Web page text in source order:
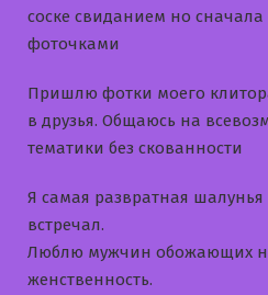
соске свиданием но
фоточками
Пришлю фотки моего
в друзья. Общаюсь на
тематики без скованности
Я самая развратная шалунья
встречал.
Люблю мужчин обожающих
женственность.